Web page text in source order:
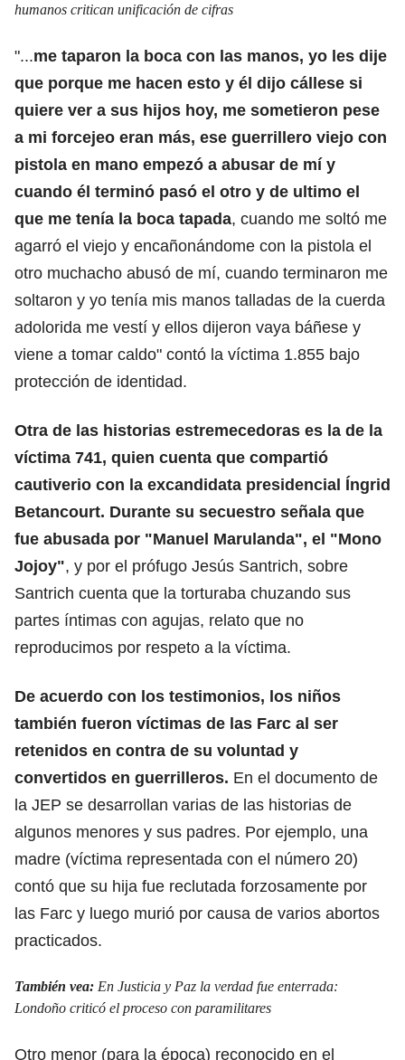
humanos critican unificación de cifras
"...me taparon la boca con las manos, yo les dije
que porque me hacen esto y él dijo cállese si
quiere ver a sus hijos hoy, me sometieron pese
a mi forcejeo eran más, ese guerrillero viejo con
pistola en mano empezó a abusar de mí y
cuando él terminó pasó el otro y de ultimo el
que me tenía la boca tapada, cuando me soltó me
agarró el viejo y encañonándome con la pistola el
otro muchacho abusó de mí, cuando terminaron me
soltaron y yo tenía mis manos talladas de la cuerda
adolorida me vestí y ellos dijeron vaya báñese y
viene a tomar caldo" contó la víctima 1.855 bajo
protección de identidad.
Otra de las historias estremecedoras es la de la
víctima 741, quien cuenta que compartió
cautiverio con la excandidata presidencial Íngrid
Betancourt. Durante su secuestro señala que
fue abusada por "Manuel Marulanda", el "Mono
Jojoy", y por el prófugo Jesús Santrich, sobre
Santrich cuenta que la torturaba chuzando sus
partes íntimas con agujas, relato que no
reproducimos por respeto a la víctima.
De acuerdo con los testimonios, los niños
también fueron víctimas de las Farc al ser
retenidos en contra de su voluntad y
convertidos en guerrilleros. En el documento de
la JEP se desarrollan varias de las historias de
algunos menores y sus padres. Por ejemplo, una
madre (víctima representada con el número 20)
contó que su hija fue reclutada forzosamente por
las Farc y luego murió por causa de varios abortos
practicados.
También vea: En Justicia y Paz la verdad fue enterrada:
Londoño criticó el proceso con paramilitares
Otro menor (para la época) reconocido en el